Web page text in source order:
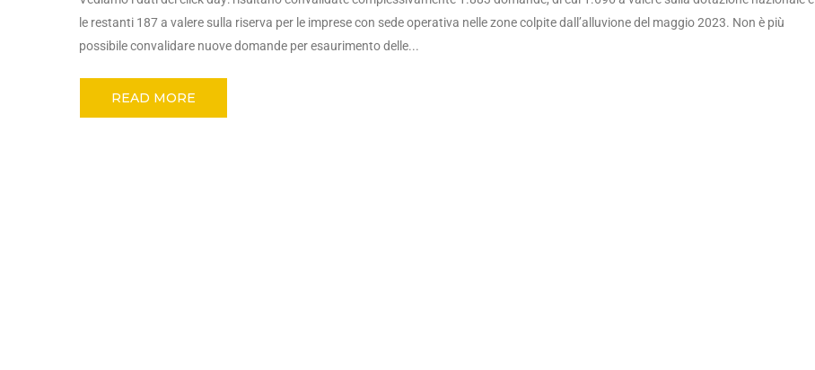
le restanti 187 a valere sulla riserva per le imprese con sede operativa nelle zone colpite dall’alluvione del maggio 2023. Non è più
possibile convalidare nuove domande per esaurimento delle...
READ MORE